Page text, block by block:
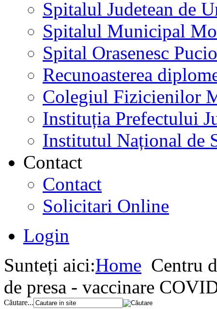
Spitalul Judetean de
Spitalul Municipal
Spital Orasenesc
Recunoasterea
Colegiul Fizicienilor
Instituția Prefectului
Institutul Național de
Contact
Contact
Solicitari Online
Login
Sunteți aici:Home Centru
de presa - vaccinare
Căutare...